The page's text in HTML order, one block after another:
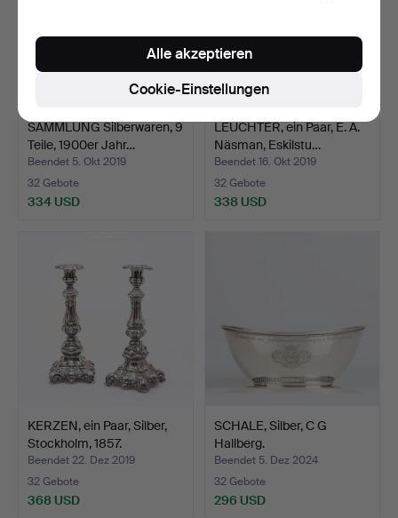
SAMMLUNG Silberwaren, 9
Teile, 1900er Jahr…
Beendet 5. Okt 2019
32 Gebote
334 USD
LEUCHTER, ein Paar, E. A.
Näsman, Eskilstu…
Beendet 16. Okt 2019
32 Gebote
338 USD
KERZEN, ein Paar, Silber,
Stockholm, 1857.
Beendet 22. Dez 2019
32 Gebote
368 USD
SCHALE, Silber, C G
Hallberg.
Beendet 5. Dez 2024
32 Gebote
296 USD
Cookie-Einstellungen
Alle akzeptieren